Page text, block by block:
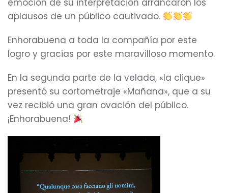
emoción de su interpretación arrancaron los
aplausos de un público cautivado.
Enhorabuena a toda la compañía por este
logro y gracias por este maravilloso momento.
En la segunda parte de la velada, «la clique»
presentó su cortometraje «Mañana», que a su
vez recibió una gran ovación del público.
¡Enhorabuena!